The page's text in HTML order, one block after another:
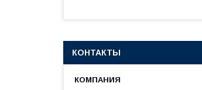
КОНТАКТЫ